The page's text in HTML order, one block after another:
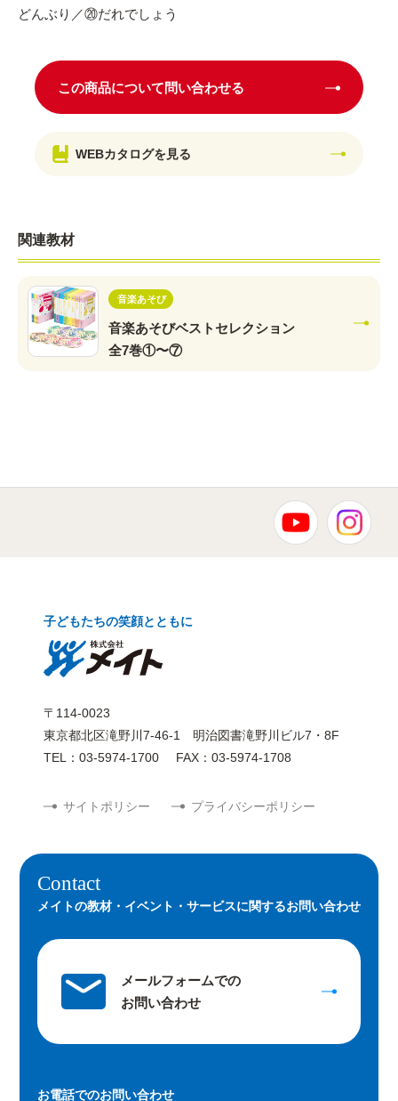
どんぶり／⑳だれでしょう
この商品について問い合わせる
WEBカタログを見る
関連教材
音楽あそび
音楽あそびベストセレクション
全7巻①〜⑦
子どもたちの笑顔とともに
〒114-0023
東京都北区滝野川7-46-1 明治図書滝野川ビル7・8F
TEL：03-5974-1700
FAX：03-5974-1708
サイトポリシー プライバシーポリシー
Contact
メイトの教材・イベント・サービスに関するお問い合わせ
メールフォームでの
お問い合わせ
お電話でのお問い合わせ